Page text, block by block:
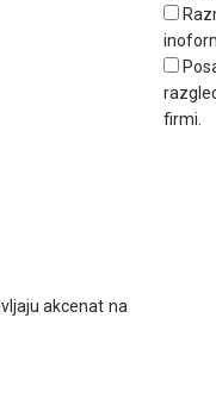
akcenat na
firmi.